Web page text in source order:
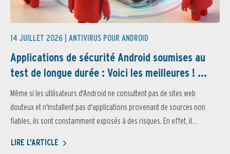
14 JUILLET 2026 | ANTIVIRUS POUR ANDROID
Applications de sécurité Android soumises au
test de longue durée : Voici les meilleures ! ...
Même si les utilisateurs d'Android ne consultent pas de sites web
douteux et n'installent pas d'applications provenant de sources non
fiables, ils sont constamment exposés à des risques. En effet, il...
LIRE L'ARTICLE